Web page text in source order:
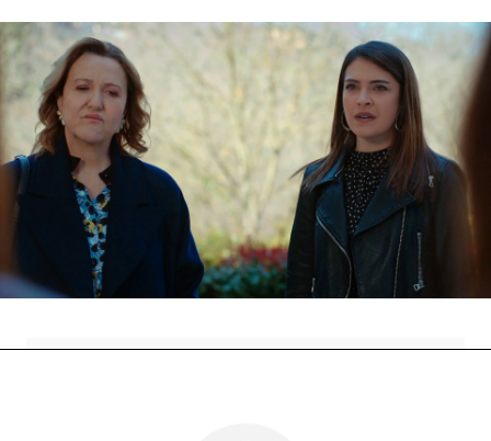
Bahar necesita tiempo para procesarlo todo,
peroAzra enseguida se da cuenta de las
posibilidades de sacar algo de su nueva
hermanay convence a Bahar para que la deje
quedarse en la casa en la que antes vívía su
madre, junto a Nehir. Azra se convertirá en los
oídos y los ojos de Bahar en casa de su mayor
enemiga.
Nova » Series » La Presa » Mejores momentos